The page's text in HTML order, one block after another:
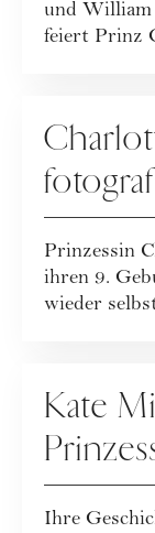
und William
feiert Prinz
Prinzessin
ihren 9.
wieder
Kate
Portrait
Ihre